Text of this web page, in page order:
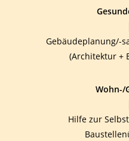
Gebäudeplanung/-
(Architektur +
Wohn-/
Hilfe zur